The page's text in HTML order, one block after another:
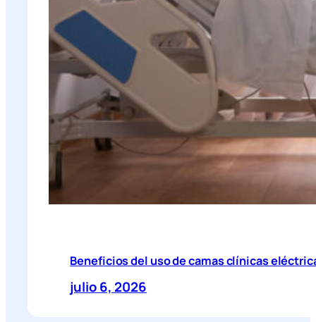
Beneficios del uso de camas clínicas
julio 6, 2026